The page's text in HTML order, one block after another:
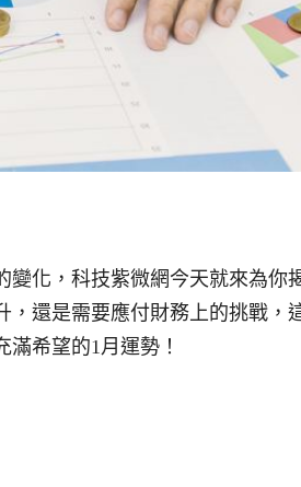
變化，科技紫微網今天就來為你
，還是需要應付財務上的挑戰，
希望的1月運勢！